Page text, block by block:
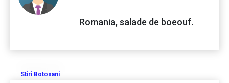
Romania, salade de boeouf.
Stiri Botosani